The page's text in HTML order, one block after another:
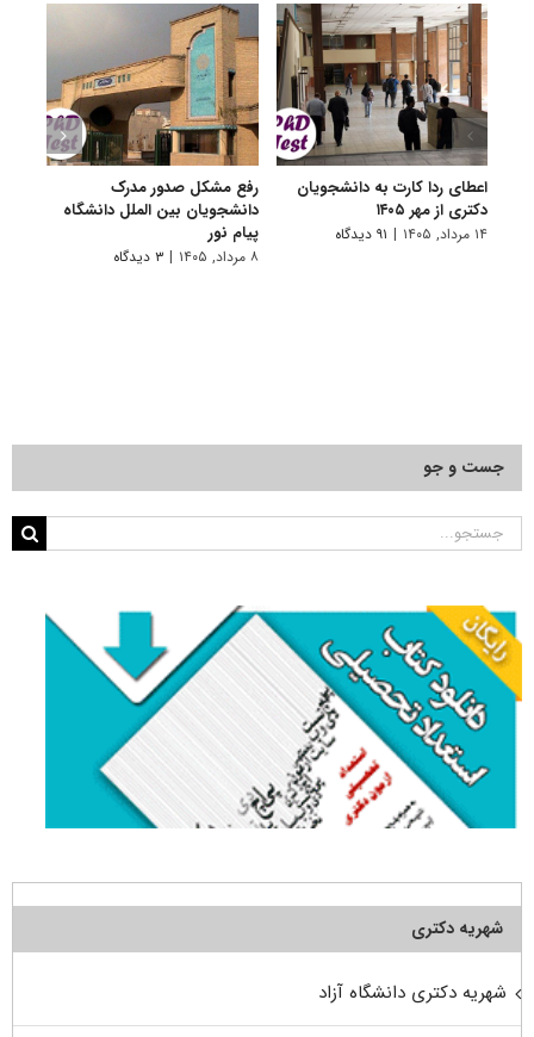
اعطای ردا کارت به دانشجویان
دکتری از مهر ۱۴۰۵
۱۴ مرداد, ۱۴۰۵ | ۹۱ دیدگاه
رفع مشکل صدور مدرک
دانشجویان بین الملل دانشگاه
پیام نور
۸ مرداد, ۱۴۰۵ | ۳ دیدگاه
جست و جو
جستجو
شهریه دکتری
شهریه دکتری دانشگاه آزاد